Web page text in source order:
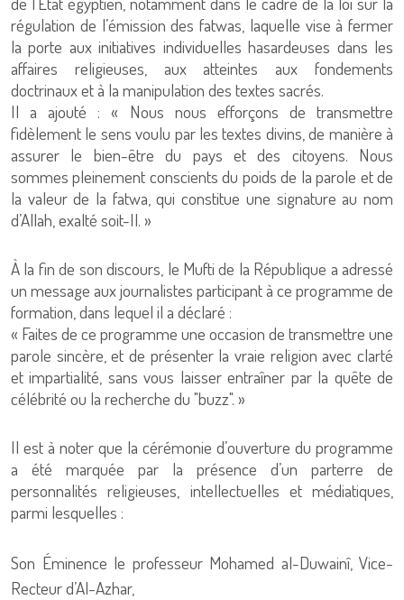
régulation de l’émission des fatwas, laquelle vise à fermer
la porte aux initiatives individuelles hasardeuses dans les
affaires religieuses, aux atteintes aux fondements
doctrinaux et à la manipulation des textes sacrés.
Il a ajouté : « Nous nous efforçons de transmettre
fidèlement le sens voulu par les textes divins, de manière à
assurer le bien-être du pays et des citoyens. Nous
sommes pleinement conscients du poids de la parole et de
la valeur de la fatwa, qui constitue une signature au nom
d’Allah, exalté soit-Il. »
À la fin de son discours, le Mufti de la République a adressé
un message aux journalistes participant à ce programme de
formation, dans lequel il a déclaré :
« Faites de ce programme une occasion de transmettre une
parole sincère, et de présenter la vraie religion avec clarté
et impartialité, sans vous laisser entraîner par la quête de
célébrité ou la recherche du "buzz". »
Il est à noter que la cérémonie d’ouverture du programme
a été marquée par la présence d’un parterre de
personnalités religieuses, intellectuelles et médiatiques,
parmi lesquelles :
Son Éminence le professeur Mohamed al-Duwainî, Vice-
Recteur d’Al-Azhar,